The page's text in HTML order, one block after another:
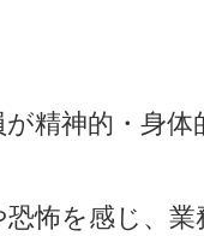
精神的・身体
怖を感じ、業